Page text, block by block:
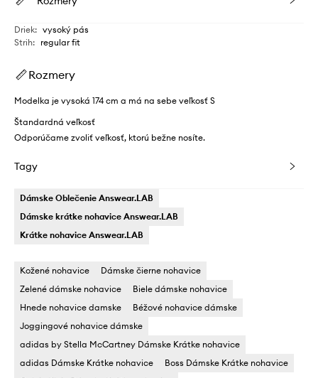
Driek: vysoký pás
Strih: regular fit
Rozmery
Modelka je vysoká 174 cm a má na sebe veľkosť S
Štandardná veľkosť
Odporúčame zvoliť veľkosť, ktorú bežne nosíte.
Tagy
Dámske Oblečenie Answear.LAB
Dámske krátke nohavice Answear.LAB
Krátke nohavice Answear.LAB
Kožené nohavice
Dámske čierne nohavice
Zelené dámske nohavice
Biele dámske nohavice
Hnede nohavice damske
Béžové nohavice dámske
Joggingové nohavice dámske
adidas by Stella McCartney Dámske Krátke nohavice
adidas Dámske Krátke nohavice
Boss Dámske Krátke nohavice